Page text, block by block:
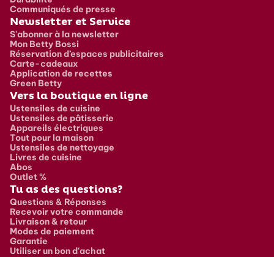
Communiqués de presse
Newsletter et Service
S'abonner à la newsletter
Mon Betty Bossi
Réservation d’espaces publicitaires
Carte-cadeaux
Application de recettes
Green Betty
Vers la boutique en ligne
Ustensiles de cuisine
Ustensiles de pâtisserie
Appareils électriques
Tout pour la maison
Ustensiles de nettoyage
Livres de cuisine
Abos
Outlet %
Tu as des questions?
Questions & Réponses
Recevoir votre commande
Livraison & retour
Modes de paiement
Garantie
Utiliser un bon d'achat